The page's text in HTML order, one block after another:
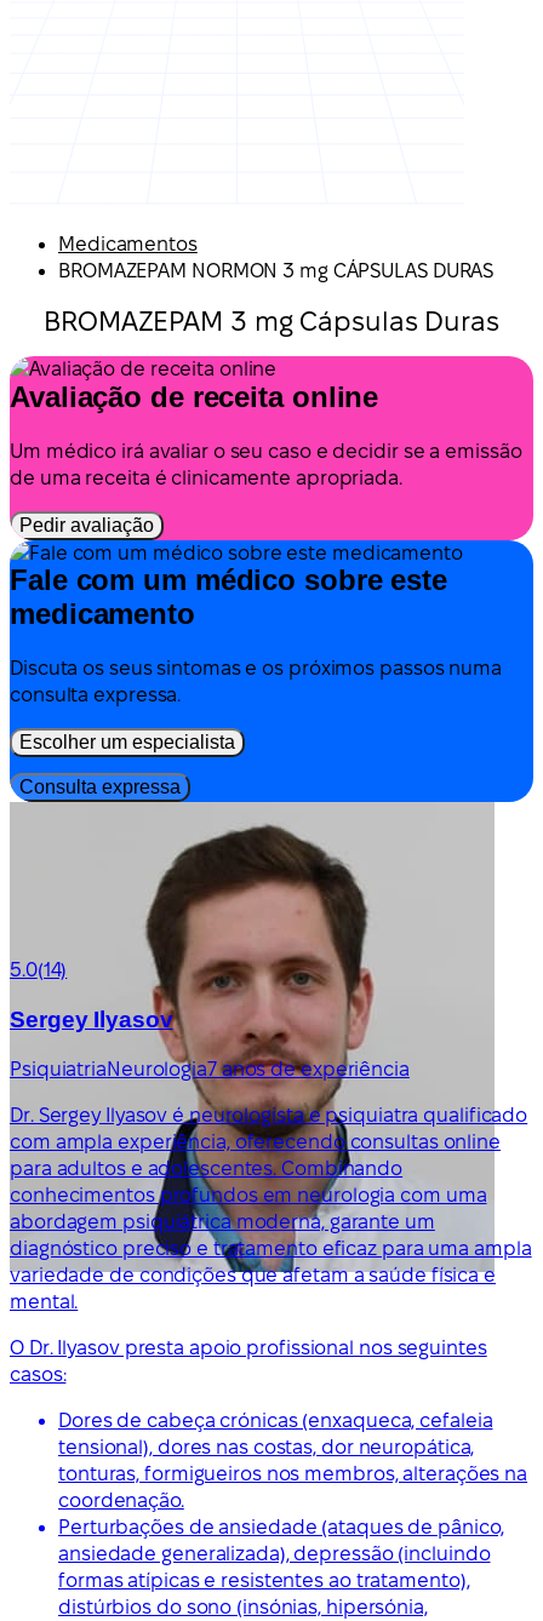
Medicamentos
BROMAZEPAM NORMON 3 mg CÁPSULAS DURAS
BROMAZEPAM 3 mg Cápsulas Duras
Avaliação de receita online
Um médico irá avaliar o seu caso e decidir se a emissão
de uma receita é clinicamente apropriada.
Pedir avaliação
Fale com um médico sobre este
medicamento
Discuta os seus sintomas e os próximos passos numa
consulta expressa.
Escolher um especialista
Consulta expressa
5.0(14)
Sergey Ilyasov
PsiquiatriaNeurologia7 anos de experiência
Dr. Sergey Ilyasov é neurologista e psiquiatra qualificado
com ampla experiência, oferecendo consultas online
para adultos e adolescentes. Combinando
conhecimentos profundos em neurologia com uma
abordagem psiquiátrica moderna, garante um
diagnóstico preciso e tratamento eficaz para uma ampla
variedade de condições que afetam a saúde física e
mental.
O Dr. Ilyasov presta apoio profissional nos seguintes
casos:
Dores de cabeça crónicas (enxaqueca, cefaleia
tensional), dores nas costas, dor neuropática,
tonturas, formigueiros nos membros, alterações na
coordenação.
Perturbações de ansiedade (ataques de pânico,
ansiedade generalizada), depressão (incluindo
formas atípicas e resistentes ao tratamento),
distúrbios do sono (insónias, hipersónia,